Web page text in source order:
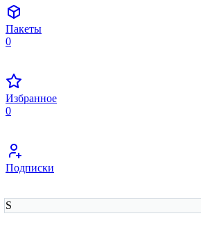
Пакеты
0
Избранное
0
Подписки
S